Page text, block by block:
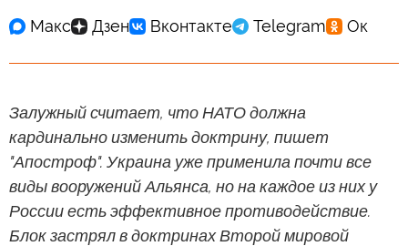
Залужный считает, что НАТО должна
кардинально изменить доктрину, пишет
"Апостроф". Украина уже применила почти все
виды вооружений Альянса, но на каждое из них у
России есть эффективное противодействие.
Блок застрял в доктринах Второй мировой